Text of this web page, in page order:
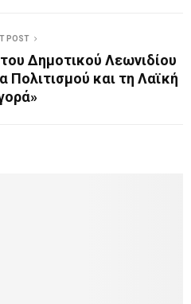
POST
του Δημοτικού Λεωνιδίου
Πολιτισμού και τη Λαϊκή